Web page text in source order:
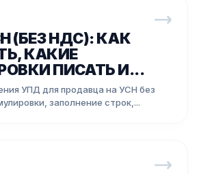
(БЕЗ НДС): КАК
КАКИЕ
ПИСАТЬ И...
УПД для продавца на УСН без
заполнение строк,...